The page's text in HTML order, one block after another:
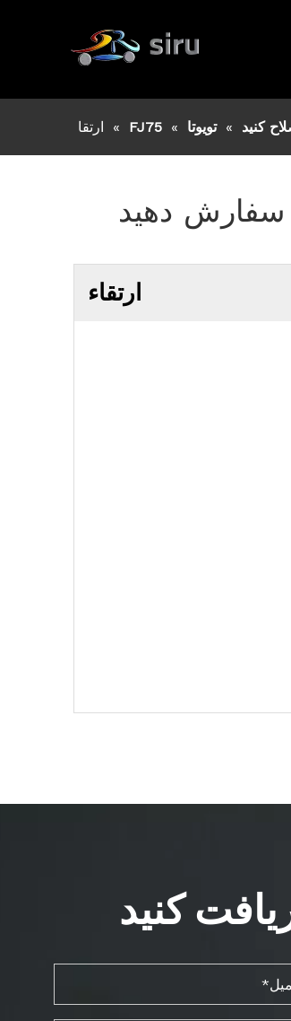
کنید » تویوتا »
FJ75
» ارتقا
سفارش دهید
ارتقاء
کنید